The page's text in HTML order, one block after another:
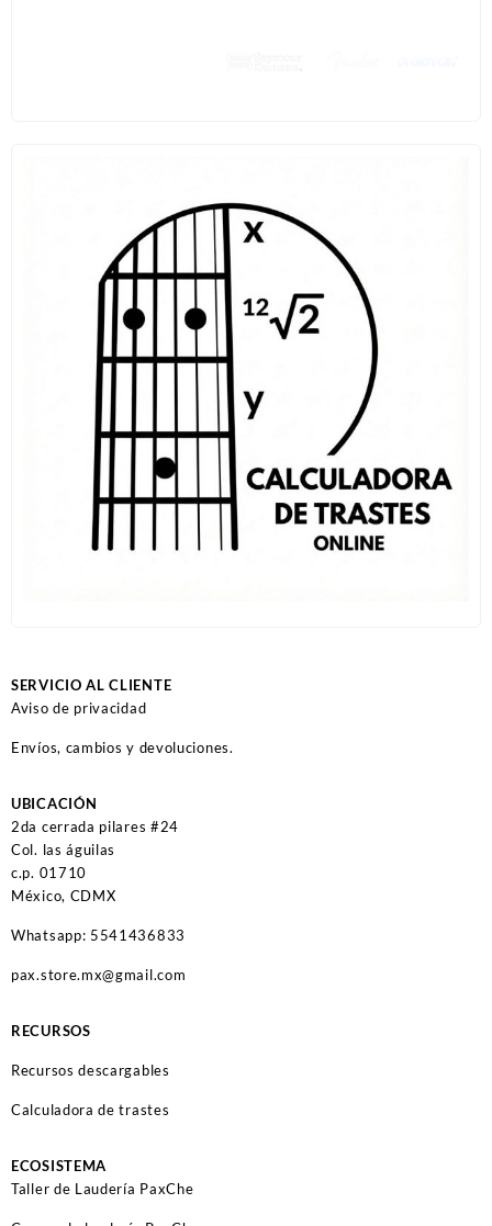
SERVICIO AL CLIENTE
Aviso de privacidad
Envíos, cambios y devoluciones.
UBICACIÓN
2da cerrada pilares #24
Col. las águilas
c.p. 01710
México, CDMX
Whatsapp: 5541436833
pax.store.mx@gmail.com
RECURSOS
Recursos descargables
Calculadora de trastes
ECOSISTEMA
Taller de Laudería PaxChe